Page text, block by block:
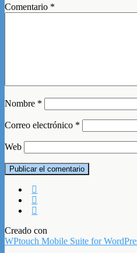
Comentario *
Nombre *
Correo electrónico *
Web
Creado con
WPtouch Mobile Suite for